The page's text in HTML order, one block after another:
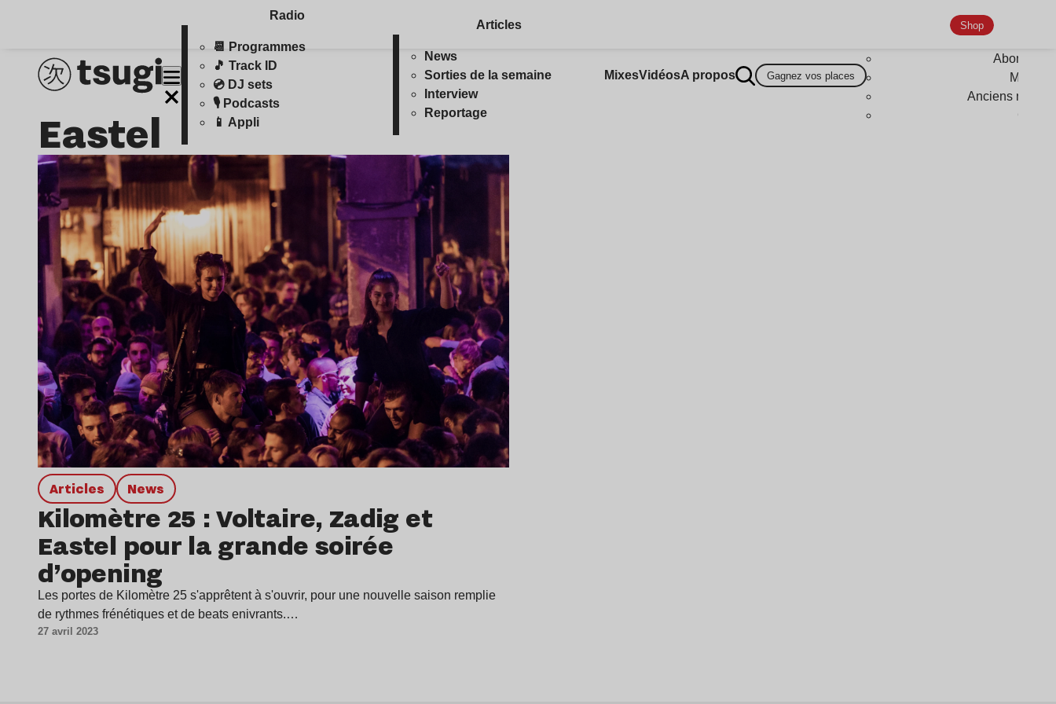
Radio
📆 Programmes
🎵 Track ID
💿 DJ sets
🎙️ Podcasts
📱 Appli
Articles
News
Sorties de la semaine
Interview
Reportage
MixesVidéosA propos Gagnez vos places
Shop
Anciens
Eastel
Articles news
Kilomètre 25 : Voltaire, Zadig et
Eastel pour la grande soirée
d’opening
Les portes de Kilomètre 25 s'apprêtent à s'ouvrir, pour une nouvelle saison remplie
de rythmes frénétiques et de beats enivrants.…
27 avril 2023